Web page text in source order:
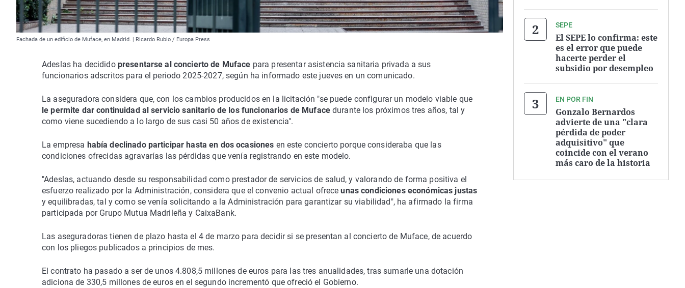
Fachada de un edificio de Muface, en Madrid. | Ricardo Rubio / Europa Press
Adeslas ha decididopresentarse al concierto de Muface para presentar asistencia sanitaria privada a sus
funcionarios adscritos para el periodo 2025-2027, según ha informado este jueves en un comunicado.
La aseguradora considera que, con los cambios producidos en la licitación "se puede configurar un modelo viable que
le permite dar continuidad al servicio sanitario de los funcionarios de Mufacedurante los próximos tres años, tal y
como viene sucediendo a lo largo de sus casi 50 años de existencia".
La empresa había declinado participar hasta en dos ocasiones en este concierto porque consideraba que las
condiciones ofrecidas agravarías las pérdidas que venía registrando en este modelo.
"Adeslas, actuando desde su responsabilidad como prestador de servicios de salud, y valorando de forma positiva el
esfuerzo realizado por la Administración, considera que el convenio actual ofrece unas condiciones económicas justas
y equilibradas, tal y como se venía solicitando a la Administración para garantizar su viabilidad", ha afirmado la firma
participada por Grupo Mutua Madrileña y CaixaBank.
Las aseguradoras tienen de plazo hasta el 4 de marzo para decidir si se presentan al concierto de Muface, de acuerdo
con los pliegos publicados a principios de mes.
El contrato ha pasado a ser de unos 4.808,5 millones de euros para las tres anualidades, tras sumarle una dotación
adiciona de 330,5 millones de euros en el segundo incrementó que ofreció el Gobierno.
SEPE
El SEPE lo confirma: este
es el error que puede
hacerte perder el
subsidio por desempleo
EN POR FIN
Gonzalo Bernardos
advierte de una "clara
pérdida de poder
adquisitivo" que
coincide con el verano
más caro de la historia